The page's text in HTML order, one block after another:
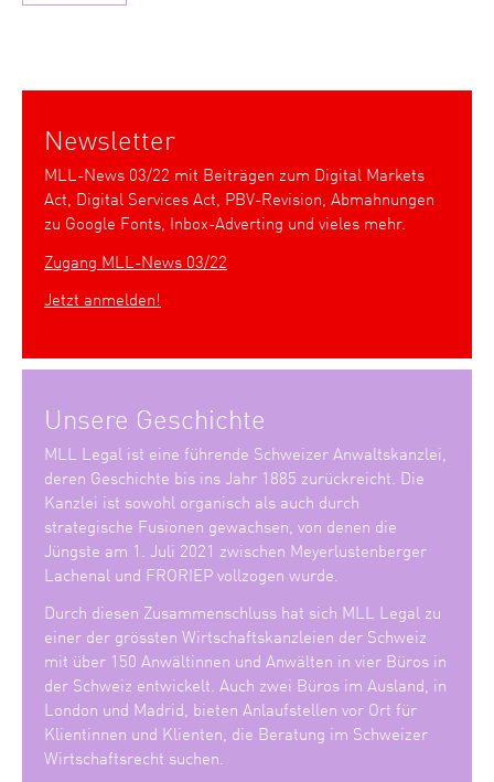
Newsletter
MLL-News 03/22 mit Beiträgen zum Digital Markets
Act, Digital Services Act, PBV-Revision, Abmahnungen
zu Google Fonts, Inbox-Adverting und vieles mehr.
Zugang MLL-News 03/22
Jetzt anmelden!
Unsere Geschichte
MLL Legal ist eine führende Schweizer Anwaltskanzlei,
deren Geschichte bis ins Jahr 1885 zurückreicht. Die
Kanzlei ist sowohl organisch als auch durch
strategische Fusionen gewachsen, von denen die
Jüngste am 1. Juli 2021 zwischen Meyerlustenberger
Lachenal und FRORIEP vollzogen wurde.
Durch diesen Zusammenschluss hat sich MLL Legal zu
einer der grössten Wirtschaftskanzleien der Schweiz
mit über 150 Anwältinnen und Anwälten in vier Büros in
der Schweiz entwickelt. Auch zwei Büros im Ausland, in
London und Madrid, bieten Anlaufstellen vor Ort für
Klientinnen und Klienten, die Beratung im Schweizer
Wirtschaftsrecht suchen.